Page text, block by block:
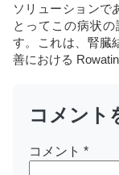
ソリューションで
とってこの病状
す。これは、腎臓
善における
コメント
コメント *